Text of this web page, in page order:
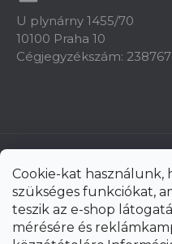
Cookie-kat használunk,
szükséges funkciókat,
teszik az e-shop
mérésére és
U plynárny 1455/70
10100 Praha 10
Cégjegyzékszám: